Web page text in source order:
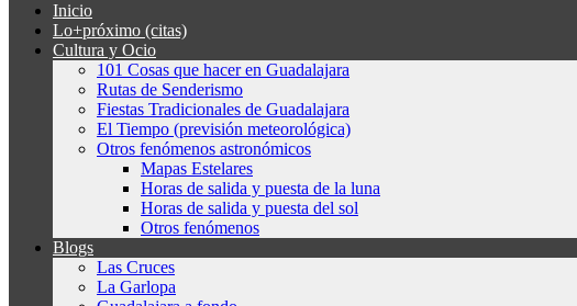
Inicio
Lo+próximo (citas)
Cultura y Ocio
101 Cosas que hacer en Guadalajara
Rutas de Senderismo
Fiestas Tradicionales de Guadalajara
El Tiempo (previsión meteorológica)
Otros fenómenos astronómicos
Mapas Estelares
Horas de salida y puesta de la luna
Horas de salida y puesta del sol
Otros fenómenos
Blogs
Las Cruces
La Garlopa